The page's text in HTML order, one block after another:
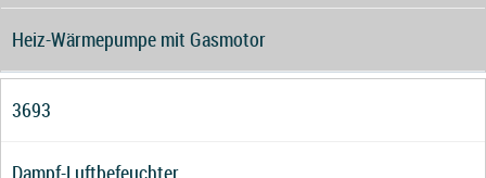
Heiz-Wärmepumpe mit Gasmotor
3693
Dampf-Luftbefeuchter